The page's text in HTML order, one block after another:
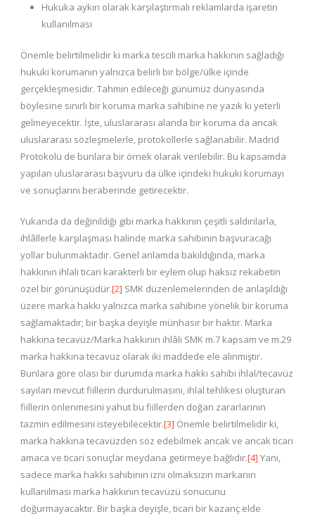
Hukuka aykırı olarak karşılaştırmalı reklamlarda işaretin
kullanılması
Önemle belirtilmelidir ki marka tescili marka hakkının sağladığı
hukuki korumanın yalnızca belirli bir bölge/ülke içinde
gerçekleşmesidir. Tahmin edileceği günümüz dünyasında
böylesine sınırlı bir koruma marka sahibine ne yazık ki yeterli
gelmeyecektir. İşte, uluslararası alanda bir koruma da ancak
uluslararası sözleşmelerle, protokollerle sağlanabilir. Madrid
Protokolü de bunlara bir örnek olarak verilebilir. Bu kapsamda
yapılan uluslararası başvuru da ülke içindeki hukuki korumayı
ve sonuçlarını beraberinde getirecektir.
Yukarıda da değinildiği gibi marka hakkının çeşitli saldırılarla,
ihlâllerle karşılaşması halinde marka sahibinin başvuracağı
yollar bulunmaktadır. Genel anlamda bakıldığında, marka
hakkının ihlali ticari karakterli bir eylem olup haksız rekabetin
özel bir görünüşüdür.[2] SMK düzenlemelerinden de anlaşıldığı
üzere marka hakkı yalnızca marka sahibine yönelik bir koruma
sağlamaktadır; bir başka deyişle münhasır bir haktır. Marka
hakkına tecavüz/Marka hakkının ihlâli SMK m.7 kapsam ve m.29
marka hakkına tecavüz olarak iki maddede ele alınmıştır.
Bunlara göre olası bir durumda marka hakkı sahibi ihlal/tecavüz
sayılan mevcut fiillerin durdurulmasını, ihlal tehlikesi oluşturan
fiillerin önlenmesini yahut bu fiillerden doğan zararlarının
tazmin edilmesini isteyebilecektir.[3] Önemle belirtilmelidir ki,
marka hakkına tecavüzden söz edebilmek ancak ve ancak ticari
amaca ve ticari sonuçlar meydana getirmeye bağlıdır.[4] Yani,
sadece marka hakkı sahibinin izni olmaksızın markanın
kullanılması marka hakkının tecavüzü sonucunu
doğurmayacaktır. Bir başka deyişle, ticari bir kazanç elde